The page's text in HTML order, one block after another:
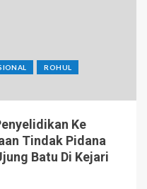
ROHUL
Ke
Tindak Pidana
Batu Di Kejari